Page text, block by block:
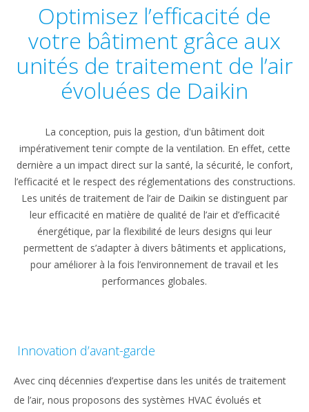
Optimisez l’efficacité de
votre bâtiment grâce aux
unités de traitement de l’air
évoluées de Daikin
La conception, puis la gestion, d'un bâtiment doit
impérativement tenir compte de la ventilation. En effet, cette
dernière a un impact direct sur la santé, la sécurité, le confort,
l’efficacité et le respect des réglementations des constructions.
Les unités de traitement de l’air de Daikin se distinguent par
leur efficacité en matière de qualité de l’air et d’efficacité
énergétique, par la flexibilité de leurs designs qui leur
permettent de s’adapter à divers bâtiments et applications,
pour améliorer à la fois l’environnement de travail et les
performances globales.
Innovation d’avant-garde
Avec cinq décennies d’expertise dans les unités de traitement
de l’air, nous proposons des systèmes HVAC évolués et